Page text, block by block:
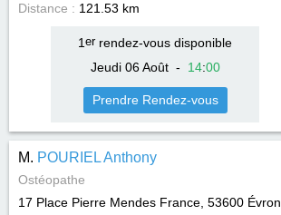
Distance : 121.53 km
1 errendez-vous disponible
Jeudi 06 Août- 14:00
Prendre Rendez-vous
M. POURIEL Anthony
Ostéopathe
17 Place Pierre Mendes France, 53600 Évron